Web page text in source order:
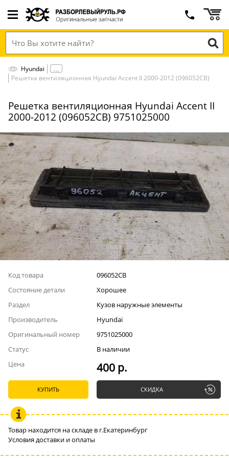
Hyundai
Решетка вентиляционная Hyundai Accent II 2000-2012 (096052СВ)
Решетка вентиляционная Hyundai Accent II
2000-2012 (096052СВ) 9751025000
Код товара
096052СВ
Состояние детали
Хорошее
Раздел
Кузов наружные элементы
Производитель
Hyundai
Оригинальный номер
9751025000
Статус
В наличии
Цена
400 р.
КУПИТЬ СКИДКА
Товар находится на складе в г.Екатеринбург
Условия доставки и оплаты